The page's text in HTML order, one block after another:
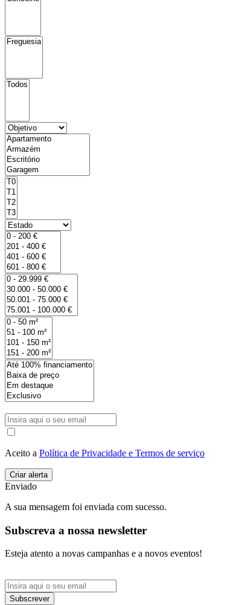
Aceito a Política de Privacidade e Termos de serviço
Enviado
A sua mensagem foi enviada com sucesso.
Subscreva a nossa newsletter
Esteja atento a novas campanhas e a novos eventos!